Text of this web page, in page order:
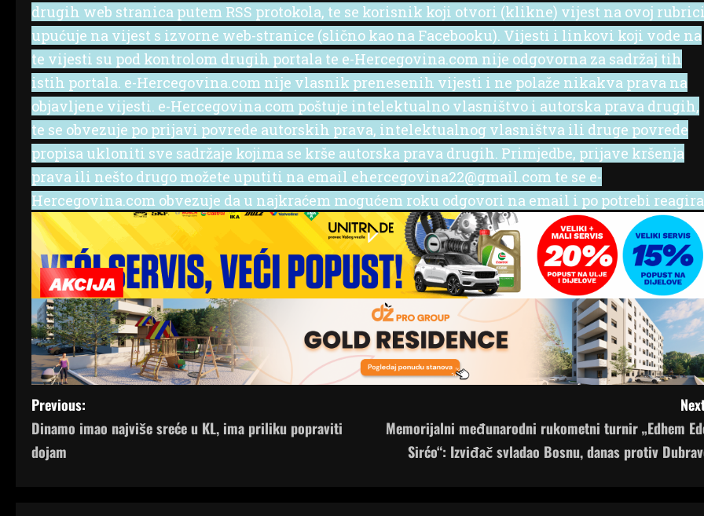
drugih web stranica putem RSS protokola, te se korisnik koji otvori (klikne) vijest na ovoj
upućuje na vijest s izvorne web-stranice (slično kao na Facebooku). Vijesti i linkovi koji vode na
te vijesti su pod kontrolom drugih portala te e-Hercegovina.com nije odgovorna za sadržaj tih
istih portala. e-Hercegovina.com nije vlasnik prenesenih vijesti i ne polaže nikakva prava na
objavljene vijesti. e-Hercegovina.com poštuje intelektualno vlasništvo i autorska prava drugih,
te se obvezuje po prijavi povrede autorskih prava, intelektualnog vlasništva ili druge povrede
propisa ukloniti sve sadržaje kojima se krše autorska prava drugih. Primjedbe, prijave kršenja
prava ili nešto drugo možete uputiti na email ehercegovina22@gmail.com te se e-
Hercegovina.com obvezuje da u najkraćem mogućem roku odgovori na email i po potrebi
P
o
Previous:
Dinamo imao najviše sreće u KL, ima priliku popraviti
dojam
Memorijalni međunarodni rukometni turnir „Edhem
Sirćo“: Izviđač svladao Bosnu, danas protiv